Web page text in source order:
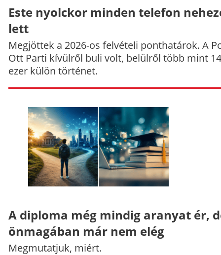
Este nyolckor minden telefon
lett
Megjöttek a 2026-os felvételi ponthatárok. A
Ott Parti kívülről buli volt, belülről több mint
ezer külön történet.
A diploma még mindig aranyat ér,
önmagában már nem elég
Megmutatjuk, miért.